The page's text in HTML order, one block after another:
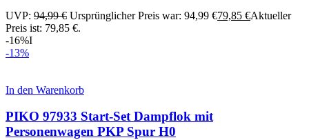
UVP: 94,99€ Ursprünglicher Preis war: 94,99 €79,85 €Aktueller
Preis ist: 79,85 €.
-16%I
-13%
In den Warenkorb
PIKO 97933 Start-Set Dampflok mit
Personenwagen PKP Spur H0